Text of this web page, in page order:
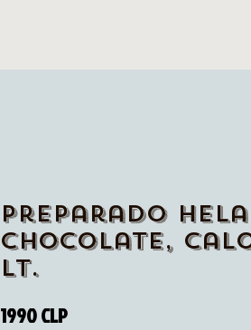
Preparado
Chocolate,
Lt.
1990 CLPPrecio